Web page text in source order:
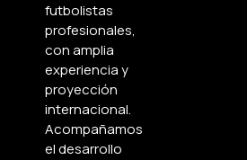
futbolistas
profesionales,
con amplia
experiencia y
proyección
internacional.
Acompañamos
el desarrollo